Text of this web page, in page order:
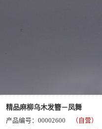
精品麻柳乌木发簪－凤舞
产品编号：00002600
（自营）